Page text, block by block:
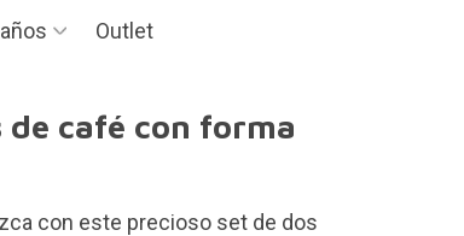
Outlet
de café con forma
con este precioso set de dos